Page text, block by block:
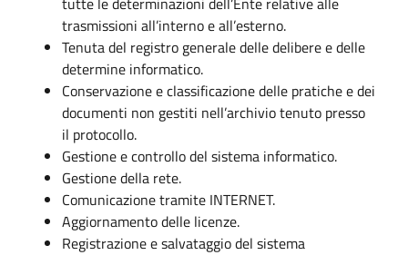
trasmissioni all’interno e all’esterno.
Tenuta del registro generale delle delibere e delle
determine informatico.
Conservazione e classificazione delle pratiche e dei
documenti non gestiti nell’archivio tenuto presso
il protocollo.
Gestione e controllo del sistema informatico.
Gestione della rete.
Comunicazione tramite INTERNET.
Aggiornamento delle licenze.
Registrazione e salvataggio del sistema